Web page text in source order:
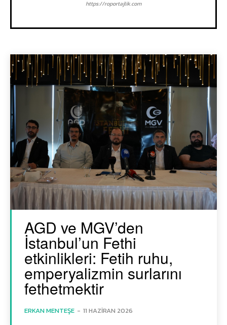
https://roportajlik.com
AGD ve MGV’den
İstanbul’un Fethi
etkinlikleri: Fetih ruhu,
emperyalizmin surlarını
fethetmektir
ERKAN MENTEŞE - 11 HAZIRAN 2026